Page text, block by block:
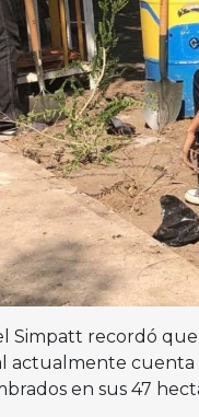
Simpatt recordó
actualmente cuenta
en sus 47